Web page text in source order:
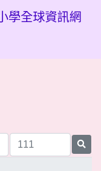
學全球資訊網